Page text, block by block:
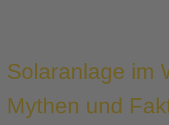
Solaranlage im
Mythen und